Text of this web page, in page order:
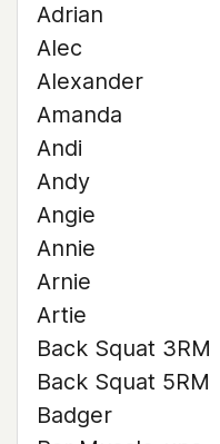
Adrian
Alec
Alexander
Amanda
Andi
Andy
Angie
Annie
Arnie
Artie
Back Squat 3RM
Back Squat 5RM
Badger